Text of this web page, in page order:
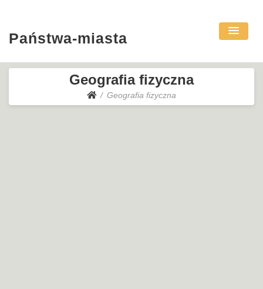
Państwa-miasta
Geografia fizyczna
Geografia fizyczna